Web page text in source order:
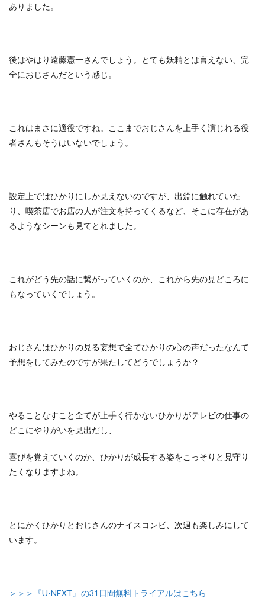
ありました。
後はやはり遠藤憲一さんでしょう。とても妖精とは言えない、完
全におじさんだという感じ。
これはまさに適役ですね。ここまでおじさんを上手く演じれる役
者さんもそうはいないでしょう。
設定上ではひかりにしか見えないのですが、出淵に触れていた
り、喫茶店でお店の人が注文を持ってくるなど、そこに存在があ
るようなシーンも見てとれました。
これがどう先の話に繋がっていくのか、これから先の見どころに
もなっていくでしょう。
おじさんはひかりの見る妄想で全てひかりの心の声だったなんて
予想をしてみたのですが果たしてどうでしょうか？
やることなすこと全てが上手く行かないひかりがテレビの仕事の
どこにやりがいを見出だし、
喜びを覚えていくのか、ひかりが成長する姿をこっそりと見守り
たくなりますよね。
とにかくひかりとおじさんのナイスコンビ、次週も楽しみにして
います。
＞＞＞『U-NEXT』の31日間無料トライアルはこちら